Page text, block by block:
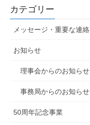
カテゴリー
メッセージ・重要な連絡
お知らせ
理事会からのお知らせ
事務局からのお知らせ
50周年記念事業